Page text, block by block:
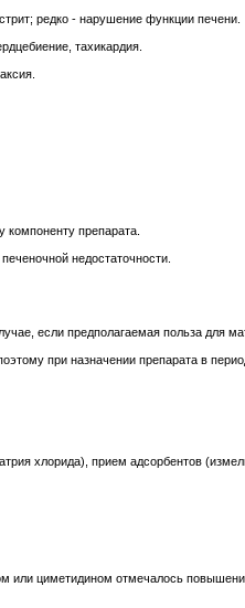
редко - нарушение функции печени.
тахикардия.
препарата.
недостаточности.
если предполагаемая польза для
при назначении препарата в
хлорида), прием адсорбентов
циметидином отмечалось